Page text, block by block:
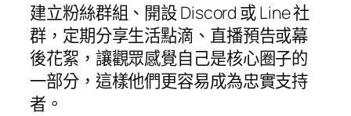
建立粉絲群組、開設 Discord 或 Line 社
群，定期分享生活點滴、直播預告或幕
後花絮，讓觀眾感覺自己是核心圈子的
一部分，這樣他們更容易成為忠實支持
者。